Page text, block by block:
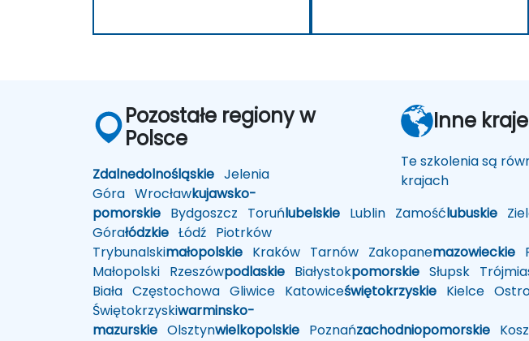
Pozostałe regiony w
Polsce
Zdalnedolnośląskie Jelenia
Góra Wrocławkujawsko-
pomorskie Bydgoszcz Toruńlubelskie Lublin Zamośćlubuskie
Górałódzkie Łódź Piotrków
Trybunalskimałopolskie Kraków Tarnów Zakopanemazowieckie
Małopolski Rzeszówpodlaskie Białystokpomorskie Słupsk
Biała Częstochowa Gliwice Katowiceświętokrzyskie Kielce
Świętokrzyskiwarminsko-
mazurskie Olsztynwielkopolskie Poznańzachodniopomorskie
Inne kraje
Te szkolenia są
krajach